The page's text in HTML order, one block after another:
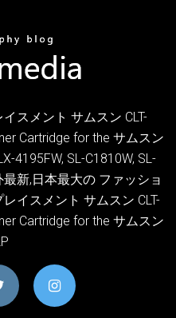
スメント サムスン CLT-
Cartridge for the サムスン
4195FW, SL-C1810W, SL-
新,日本最大の ファッショ
イスメント サムスン CLT-
Cartridge for the サムスン